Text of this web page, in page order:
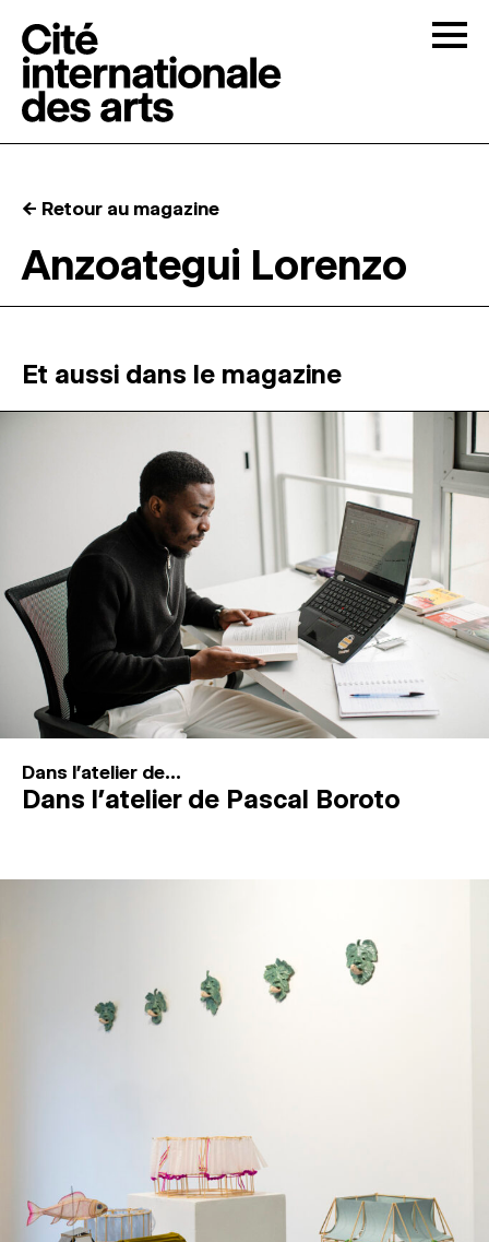
RÉSIDENCES ↓
ATELIERS OUVERTS
ESPACES DE PRATIQUE ARTISTIQUE ↓
Recherche
Connexion
↓
← Retour au magazine
Anzoategui Lorenzo
Et aussi dans le magazine
Dans l'atelier de...
Dans l’atelier de Pascal Boroto